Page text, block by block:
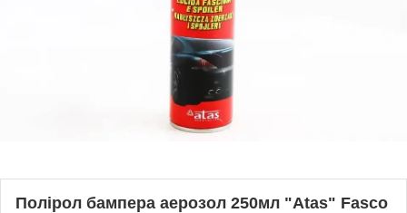
Полірол бампера аерозол 250мл "Atas" Fasco